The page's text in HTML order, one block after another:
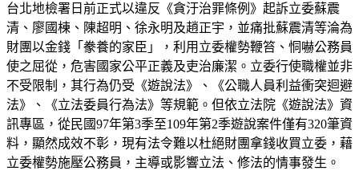
台北地檢署日前正式以違反《貪汙治罪條例》起訴立委蘇震
清、廖國棟、陳超明、徐永明及趙正宇，並痛批蘇震清等淪為
財團以金錢「豢養的家臣」，利用立委權勢鞭笞、恫嚇公務員
使之屈從，危害國家公平正義及吏治廉潔。立委行使職權並非
不受限制，其行為仍受《遊說法》、《公職人員利益衝突迴避
法》、《立法委員行為法》等規範。但依立法院《遊說法》資
訊專區，從民國97年第3季至109年第2季遊說案件僅有320筆資
料，顯然成效不彰，現有法令難以杜絕財團拿錢收買立委，藉
立委權勢施壓公務員，主導或影響立法、修法的情事發生。